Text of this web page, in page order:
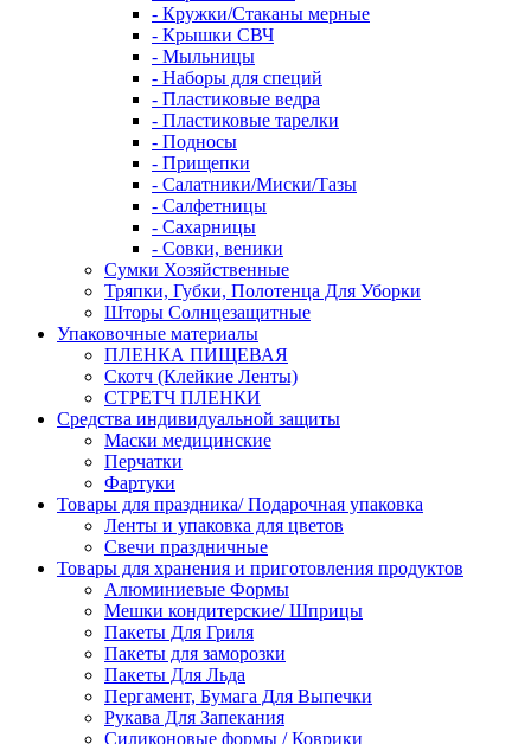
- Кружки/Стаканы мерные
- Крышки СВЧ
- Мыльницы
- Наборы для специй
- Пластиковые ведра
- Пластиковые тарелки
- Подносы
- Прищепки
- Салатники/Миски/Тазы
- Салфетницы
- Сахарницы
- Совки, веники
Сумки Хозяйственные
Тряпки, Губки, Полотенца Для Уборки
Шторы Солнцезащитные
Упаковочные материалы
ПЛЕНКА ПИЩЕВАЯ
Скотч (Клейкие Ленты)
СТРЕТЧ ПЛЕНКИ
Средства индивидуальной защиты
Маски медицинские
Перчатки
Фартуки
Товары для праздника/ Подарочная упаковка
Ленты и упаковка для цветов
Свечи праздничные
Товары для хранения и приготовления продуктов
Алюминиевые Формы
Мешки кондитерские/ Шприцы
Пакеты Для Гриля
Пакеты для заморозки
Пакеты Для Льда
Пергамент, Бумага Для Выпечки
Рукава Для Запекания
Силиконовые формы / Коврики